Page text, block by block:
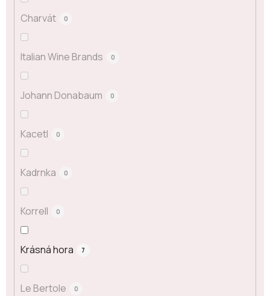
Charvát 0
Italian Wine Brands 0
Johann Donabaum 0
Kacetl 0
Kadrnka 0
Korrell 0
Krásná hora 7
Le Bertole 0